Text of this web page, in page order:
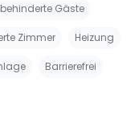
Gäste
Zimmer Heizung
Barrierefrei